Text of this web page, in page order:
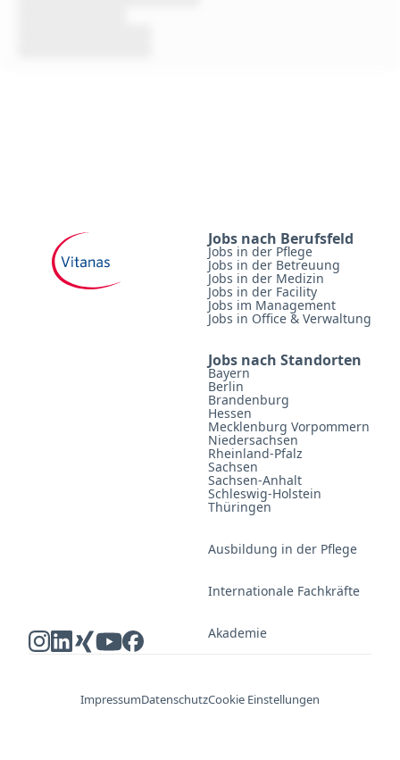
Jobs nach Berufsfeld
Jobs in der Pflege
Jobs in der Betreuung
Jobs in der Medizin
Jobs in der Facility
Jobs im Management
Jobs in Office & Verwaltung
Jobs nach Standorten
Bayern
Berlin
Brandenburg
Hessen
Mecklenburg Vorpommern
Niedersachsen
Rheinland-Pfalz
Sachsen
Sachsen-Anhalt
Schleswig-Holstein
Thüringen
Ausbildung in der Pflege
Internationale Fachkräfte
Akademie
ImpressumDatenschutzCookie Einstellungen